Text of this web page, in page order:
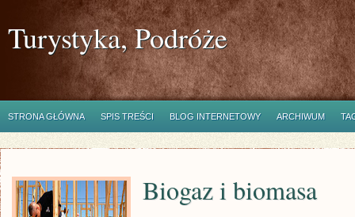
Turystyka, Podróże
STRONA GŁÓWNA SPIS TREŚCI BLOG INTERNETOWY ARCHIWUM
Biogaz i biomasa